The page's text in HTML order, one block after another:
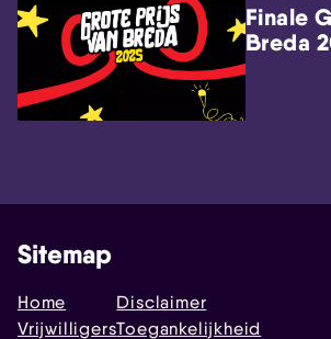
Finale
Breda
Sitemap
Home
Vrijwilligers
Disclaimer
Toegankelijkheid